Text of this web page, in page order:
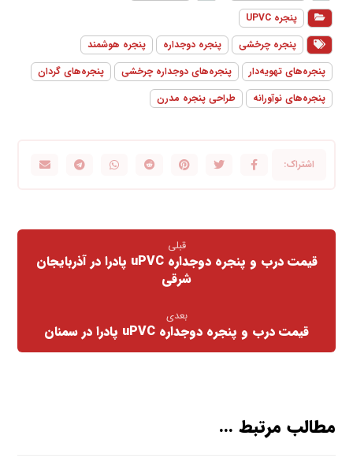
پنجره UPVC
پنجره چرخشی
پنجره دوجداره
پنجره هوشمند
پنجره‌های تهویه‌دار
پنجره‌های دوجداره چرخشی
پنجره‌های گردان
پنجره‌های نوآورانه
طراحی پنجره مدرن
قبلی
قیمت درب و پنجره دوجداره uPVC پادرا در آذربایجان
شرقی
بعدی
قیمت درب و پنجره دوجداره uPVC پادرا در سمنان
مطالب مرتبط ...